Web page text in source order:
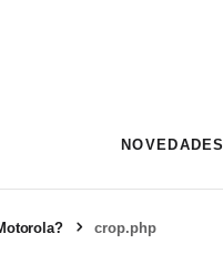
NOVEDADES
crop.php